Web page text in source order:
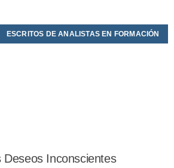
ESCRITOS DE ANALISTAS EN FORMACIÓN
Deseos Inconscientes